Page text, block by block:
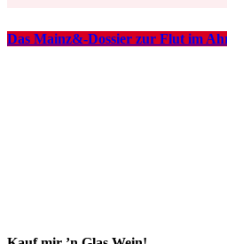
Das Mainz&-Dossier zur Flut im